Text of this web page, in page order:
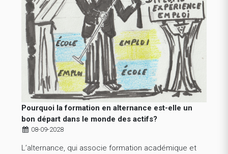
Pourquoi la formation en alternance est-elle un
bon départ dans le monde des actifs?
08-09-2028
L’alternance, qui associe formation académique et